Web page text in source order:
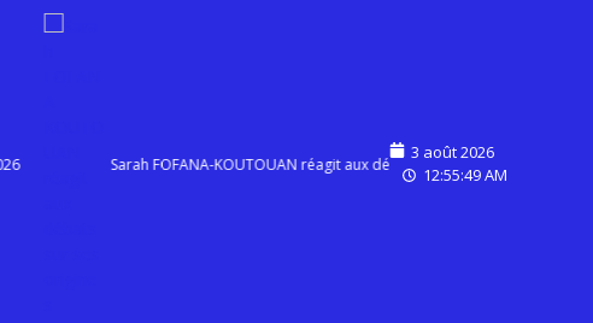
Sarah FOFANA-KOUTOUAN réagit aux débats sur ses origines
3 août 2026
12:55:50 AM